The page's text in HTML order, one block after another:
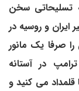
تسلیحاتی سخن
ایران و روسیه در
صرفا یک مانور
در آستانه
می کنید و